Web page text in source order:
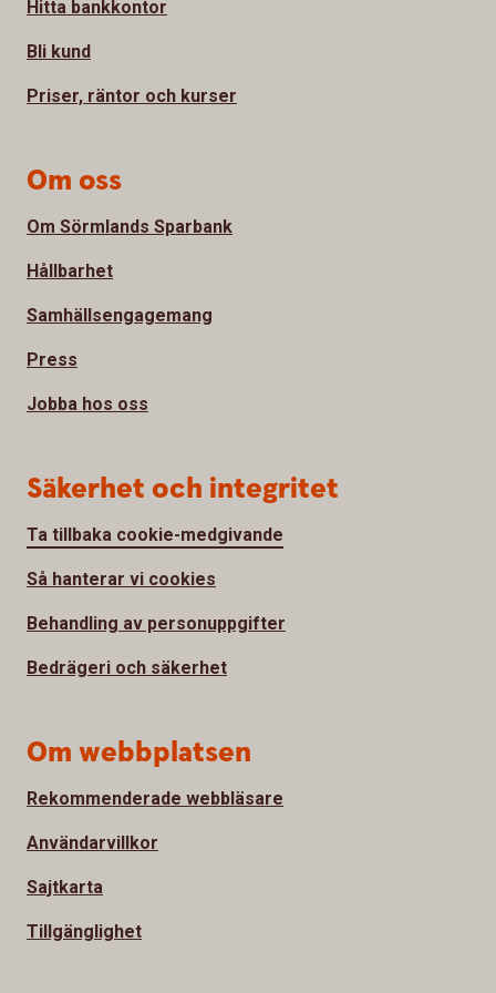
Hitta bankkontor
Bli kund
Priser, räntor och kurser
Om oss
Om Sörmlands Sparbank
Hållbarhet
Samhällsengagemang
Press
Jobba hos oss
Säkerhet och integritet
Ta tillbaka cookie-medgivande
Så hanterar vi cookies
Behandling av personuppgifter
Bedrägeri och säkerhet
Om webbplatsen
Rekommenderade webbläsare
Användarvillkor
Sajtkarta
Tillgänglighet